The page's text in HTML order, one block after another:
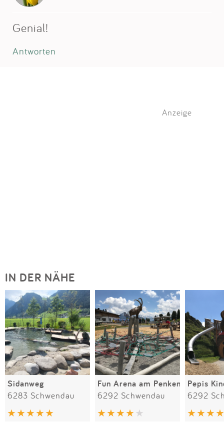
Genial!
Antworten
Anzeige
IN DER NÄHE
Sidanweg
6283 Schwendau
Fun Arena am Penken
6292 Schwendau 6292